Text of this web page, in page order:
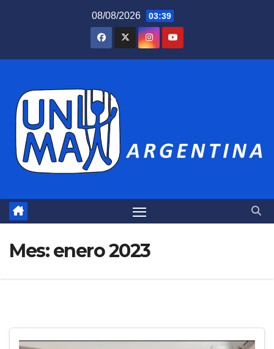
08/08/2026 03:39
Mes:enero 2023